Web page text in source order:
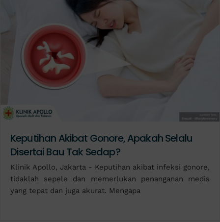
Keputihan Akibat Gonore, Apakah Selalu
Disertai Bau Tak Sedap?
Klinik Apollo, Jakarta - Keputihan akibat infeksi gonore,
tidaklah sepele dan memerlukan penanganan medis
yang tepat dan juga akurat. Mengapa